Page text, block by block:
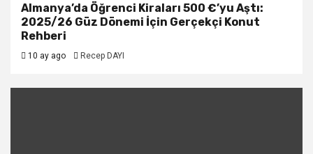
Almanya’da Öğrenci Kiraları 500 €’yu Aştı:
2025/26 Güz Dönemi İçin Gerçekçi Konut
Rehberi
10 ay ago Recep DAYI